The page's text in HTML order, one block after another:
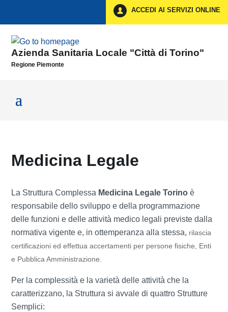
ACCEDI AI SERVIZI ONLINE
Azienda Sanitaria Locale "Città di Torino"
Regione Piemonte
Medicina Legale
La Struttura Complessa Medicina Legale Torino è
responsabile dello sviluppo e della programmazione
delle funzioni e delle attività medico legali previste dalla
normativa vigente e, in ottemperanza alla stessa, rilascia
certificazioni ed effettua accertamenti per persone fisiche, Enti
e Pubblica Amministrazione.
Per la complessità e la varietà delle attività che la
caratterizzano, la Struttura si avvale di quattro Strutture
Semplici: